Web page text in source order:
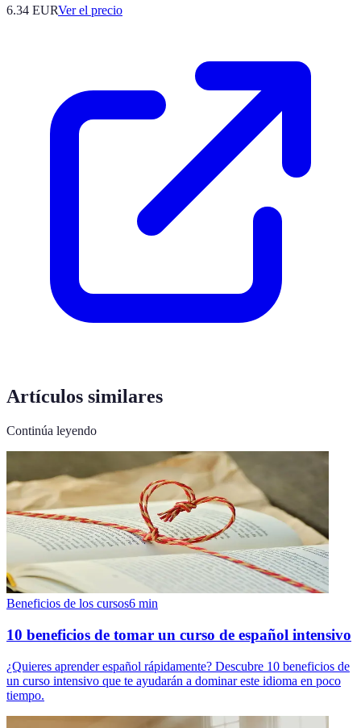
6.34 EURVer el precio
Artículos similares
Continúa leyendo
Beneficios de los cursos6 min
10 beneficios de tomar un curso de español intensivo
¿Quieres aprender español rápidamente? Descubre 10 beneficios de
un curso intensivo que te ayudarán a dominar este idioma en poco
tiempo.